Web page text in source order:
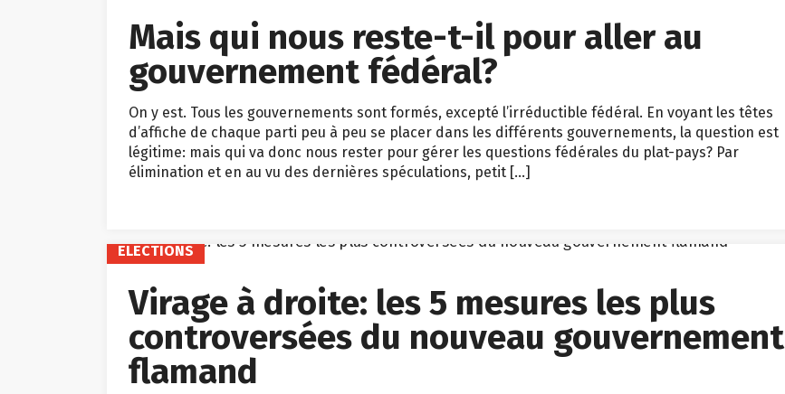
Mais qui nous reste-t-il pour aller au
gouvernement fédéral?
On y est. Tous les gouvernements sont formés, excepté l’irréductible fédéral. En voyant les têtes
d’affiche de chaque parti peu à peu se placer dans les différents gouvernements, la question est
légitime: mais qui va donc nous rester pour gérer les questions fédérales du plat-pays? Par
élimination et en au vu des dernières spéculations, petit […]
ELECTIONS
Virage à droite: les 5 mesures les plus
controversées du nouveau gouvernement
flamand